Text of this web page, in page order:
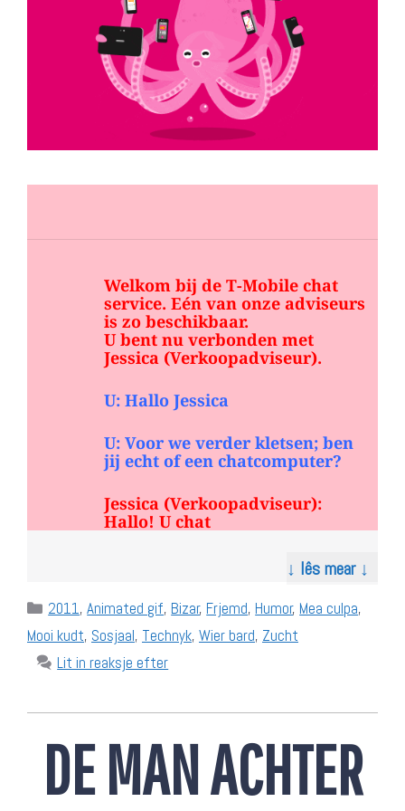
Welkom bij de T-Mobile chat
service. Eén van onze adviseurs
is zo beschikbaar.
U bent nu verbonden met
Jessica (Verkoopadviseur).
U: Hallo Jessica
U: Voor we verder kletsen; ben
jij echt of een chatcomputer?
Jessica (Verkoopadviseur):
Hallo! U chat
↓ lês mear ↓
Categories
2011,Animated gif, Bizar, Frjemd, Humor, Mea culpa,
Mooi kudt, Sosjaal, Technyk, Wier bard, Zucht
Lit in reaksje efter
DE MAN ACHTER